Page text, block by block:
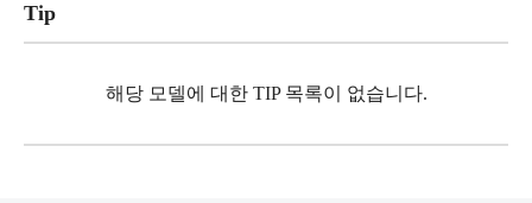
Tip
해당 모델에 대한 TIP 목록이 없습니다.